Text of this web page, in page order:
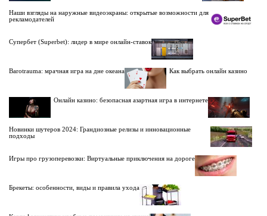
Наши взгляды на наружные видеоэкраны: открытые возможности для
рекламодателей
Супербет (Superbet): лидер в мире онлайн-ставок
Barotrauma: мрачная игра на дне океана Как выбрать онлайн казино
Онлайн казино: безопасная азартная игра в интернете
Новинки шутеров 2024: Грандиозные релизы и инновационные
подходы
Игры про грузоперевозки: Виртуальные приключения на дороге
Брекеты: особенности, виды и правила ухода